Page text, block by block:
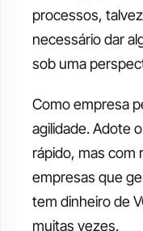
processos,
necessário dar
sob uma
Como empresa
agilidade. Adote
rápido, mas com
empresas que
tem dinheiro de
muitas vezes.